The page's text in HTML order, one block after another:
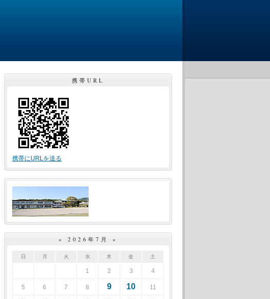
携帯URL
携帯にURLを送る
« 2026年7月 »
日 月 火 水 木 金 土
1 2 3 4
5 6 7 8 9 10 11